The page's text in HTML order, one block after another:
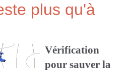
plus qu'à
Vérification
pour sauver la